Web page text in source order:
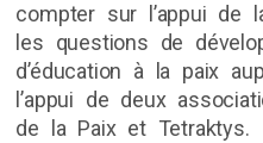
compter sur l’appui de
les questions de
d’éducation à la paix
l’appui de deux
de la Paix et Tetraktys.